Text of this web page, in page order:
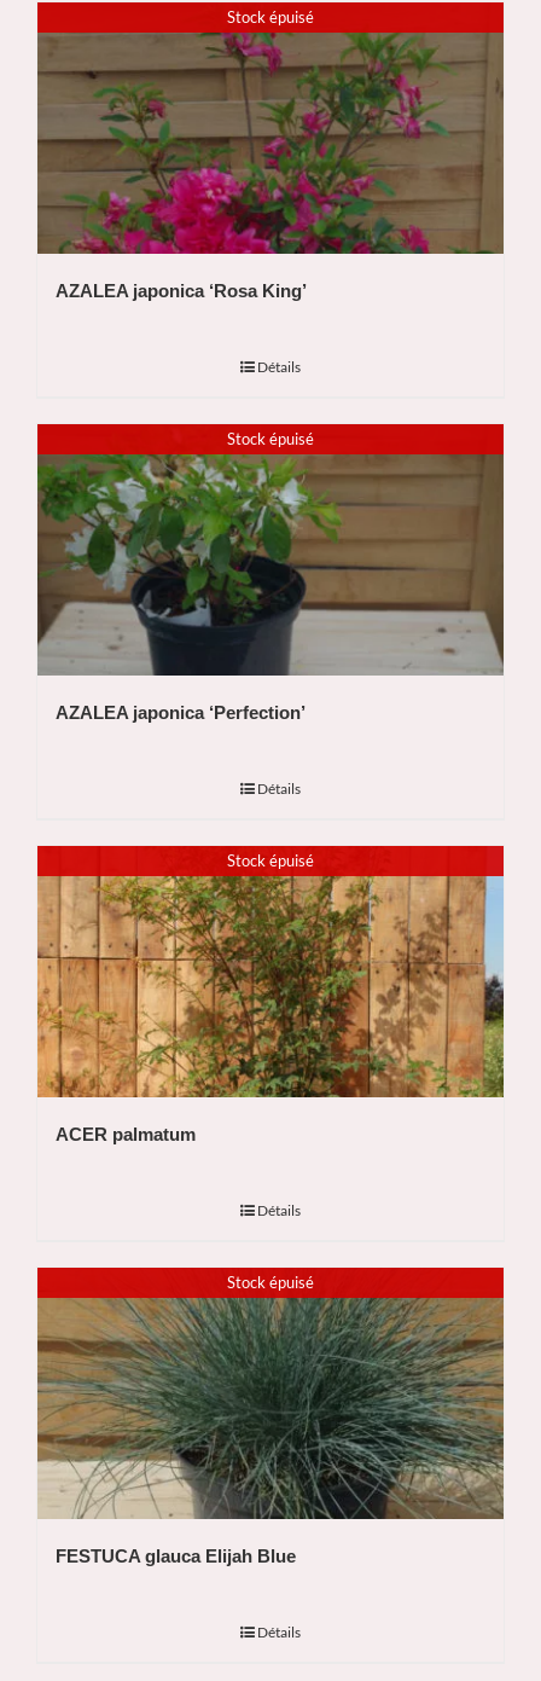
Stock épuisé
AZALEA japonica ‘Rosa King’
Détails
Stock épuisé
AZALEA japonica ‘Perfection’
Détails
Stock épuisé
ACER palmatum
Détails
Stock épuisé
FESTUCA glauca Elijah Blue
Détails